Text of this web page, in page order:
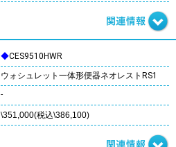
◆CES9510HWR
ウォシュレット一体形便器ネオレストRS1
-
\351,000(税込\386,100)